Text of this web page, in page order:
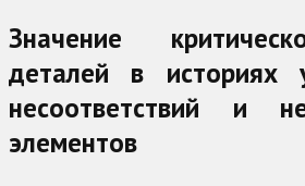
Значение
деталей в историях
несоответствий и
элементов